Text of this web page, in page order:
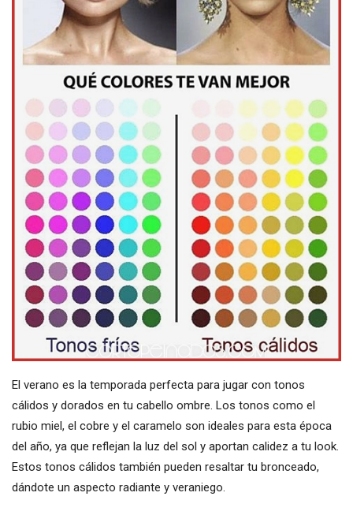
El verano es la temporada perfecta para jugar con tonos
cálidos y dorados en tu cabello ombre. Los tonos como el
rubio miel, el cobre y el caramelo son ideales para esta época
del año, ya que reflejan la luz del sol y aportan calidez a tu look.
Estos tonos cálidos también pueden resaltar tu bronceado,
dándote un aspecto radiante y veraniego.